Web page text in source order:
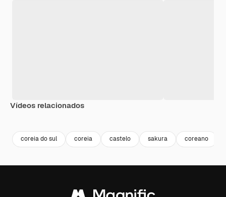
Vídeos relacionados
coreia do sul coreia castelo sakura coreano